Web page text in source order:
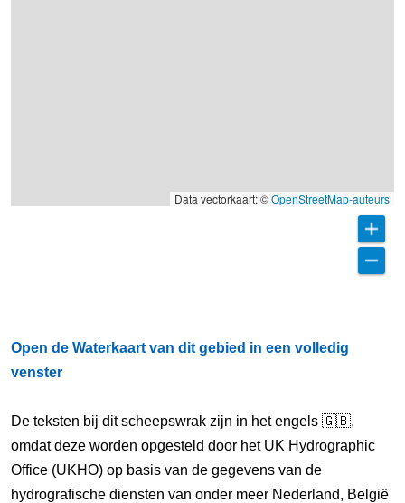
Data vectorkaart: ©OpenStreetMap-auteurs
Open de Waterkaart van dit gebied in een volledig
venster
De teksten bij dit scheepswrak zijn in het engels 🇬🇧,
omdat deze worden opgesteld door het UK Hydrographic
Office (UKHO) op basis van de gegevens van de
hydrografische diensten van onder meer Nederland, België